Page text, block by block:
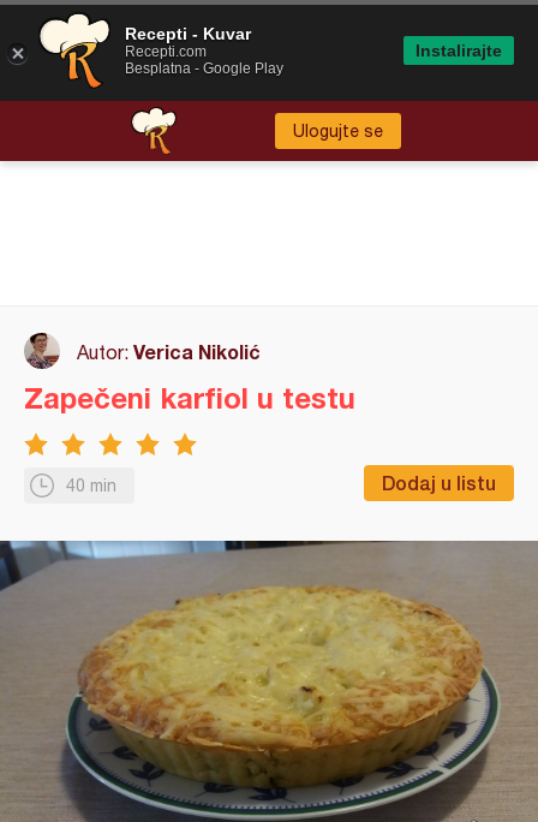
Ulogujte se
Autor: Verica Nikolić
40 min Dodaj u listu
Zapečeni karfiol u testu
Recepti - Kuvar
Recepti.com
Besplatna - Google Play
Instalirajte